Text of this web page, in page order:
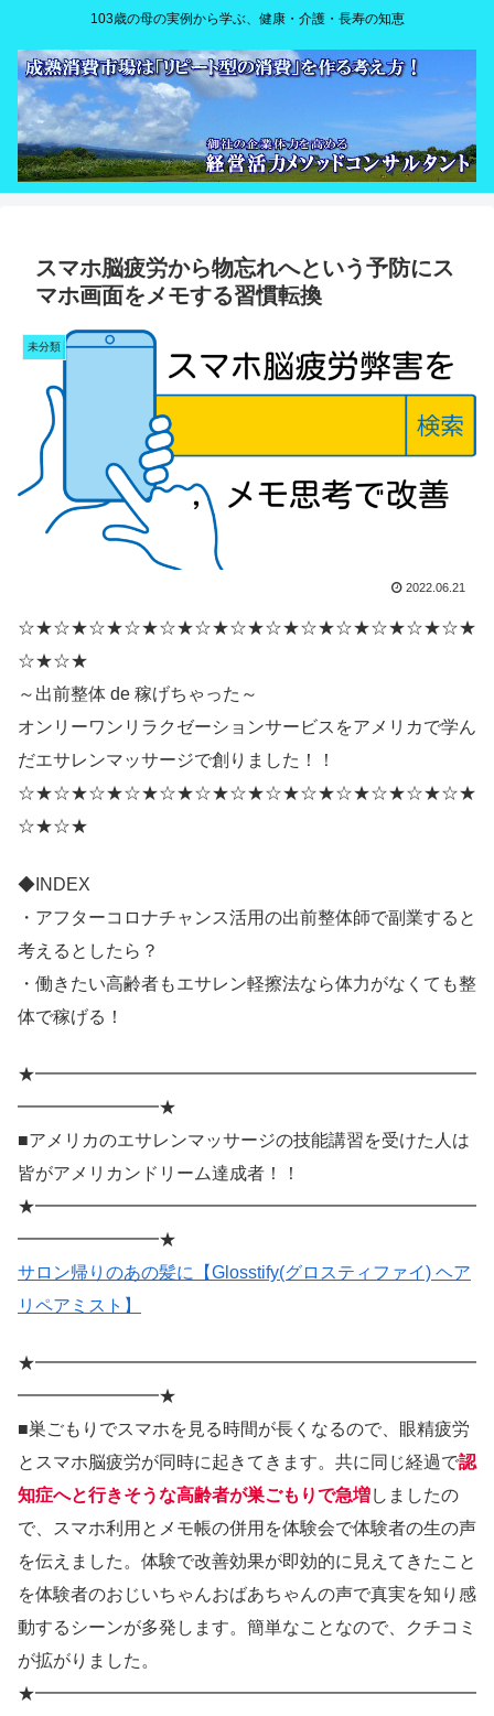
103歳の母の実例から学ぶ、健康・介護・長寿の知恵
スマホ脳疲労から物忘れへという予防にス
マホ画面をメモする習慣転換
未分類
2022.06.21
☆★☆★☆★☆★☆★☆★☆★☆★☆★☆★☆★☆★☆★
☆★☆★
～出前整体 de 稼げちゃった～
オンリーワンリラクゼーションサービスをアメリカで学ん
だエサレンマッサージで創りました！！
☆★☆★☆★☆★☆★☆★☆★☆★☆★☆★☆★☆★☆★
☆★☆★
◆INDEX
・アフターコロナチャンス活用の出前整体師で副業すると
考えるとしたら？
・働きたい高齢者もエサレン軽擦法なら体力がなくても整
体で稼げる！
★━━━━━━━━━━━━━━━━━━━━━━━━━
━━━━━━━━★
■アメリカのエサレンマッサージの技能講習を受けた人は
皆がアメリカンドリーム達成者！！
★━━━━━━━━━━━━━━━━━━━━━━━━━
━━━━━━━━★
サロン帰りのあの髪に【Glosstify(グロスティファイ) ヘア
リペアミスト】
★━━━━━━━━━━━━━━━━━━━━━━━━━
━━━━━━━━★
■巣ごもりでスマホを見る時間が長くなるので、眼精疲労
とスマホ脳疲労が同時に起きてきます。共に同じ経過で認
知症へと行きそうな高齢者が巣ごもりで急増しましたの
で、スマホ利用とメモ帳の併用を体験会で体験者の生の声
を伝えました。体験で改善効果が即効的に見えてきたこと
を体験者のおじいちゃんおばあちゃんの声で真実を知り感
動するシーンが多発します。簡単なことなので、クチコミ
が拡がりました。
★━━━━━━━━━━━━━━━━━━━━━━━━━